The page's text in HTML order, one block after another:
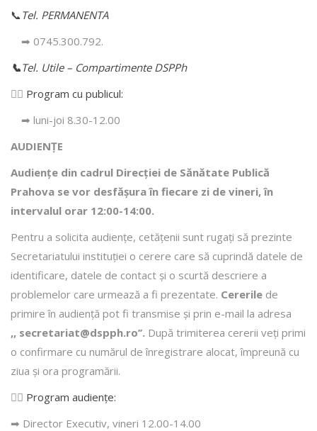
📞 Tel. PERMANENTA
➡ 0745.300.792.
📞Tel. Utile – Compartimente DSPPh
👩‍⚕️ Program cu publicul:
➡ luni-joi 8.30-12.00
AUDIENȚE
Audiențe din cadrul Direcţiei de Sănătate Publică
Prahova se vor desfăşura în fiecare zi de vineri, în
intervalul orar 12:00-14:00.
Pentru a solicita audienţe, cetăţenii sunt rugaţi să prezinte
Secretariatului instituției o cerere care să cuprindă datele de
identificare, datele de contact şi o scurtă descriere a
problemelor care urmează a fi prezentate. Cererile de
primire în audienţă pot fi transmise şi prin e-mail la adresa
,, secretariat@dspph.ro’’. După trimiterea cererii veţi primi
o confirmare cu numărul de înregistrare alocat, împreună cu
ziua şi ora programării.
👩‍⚕️ Program audiențe:
➡ Director Executiv, vineri 12.00-14.00